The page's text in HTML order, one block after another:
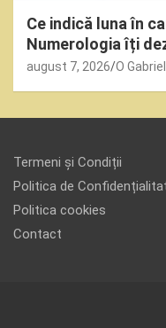
Ce indică luna în
Numerologia îți
august 7, 2026 O Gabriel
Termeni și Condiții
Politica de
Politica cookies
Contact